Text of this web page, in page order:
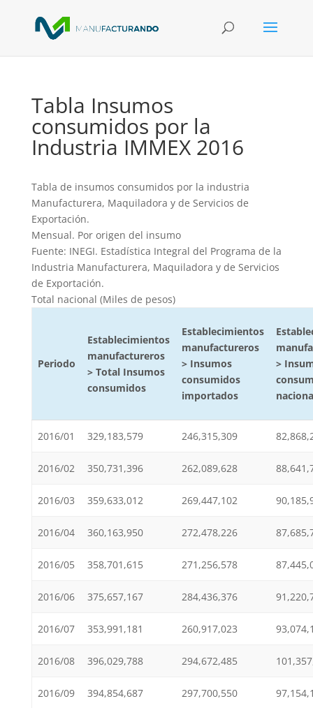
Tabla Insumos
consumidos por la
Industria IMMEX 2016
Tabla de insumos consumidos por la industria
Manufacturera, Maquiladora y de Servicios de
Exportación.
Mensual. Por origen del insumo
Fuente: INEGI. Estadística Integral del Programa de la
Industria Manufacturera, Maquiladora y de Servicios
de Exportación.
Total nacional (Miles de pesos)
Periodo
Establecimientos
manufactureros
> Total Insumos
consumidos
Establecimientos
manufactureros
> Insumos
consumidos
importados
>
2016/01 329,183,579 246,315,309
2016/02 350,731,396 262,089,628
2016/03 359,633,012 269,447,102
2016/04 360,163,950 272,478,226
2016/05 358,701,615 271,256,578
2016/06 375,657,167 284,436,376
2016/07 353,991,181 260,917,023
2016/08 396,029,788 294,672,485
2016/09 394,854,687 297,700,550